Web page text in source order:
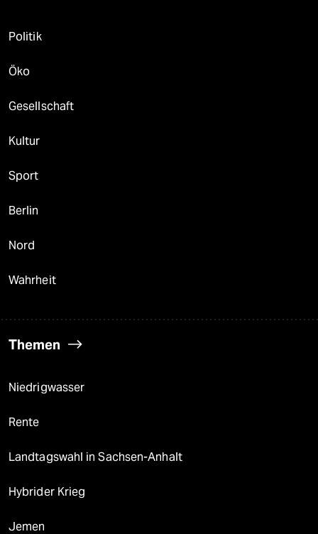
Politik
Öko
Gesellschaft
Kultur
Sport
Berlin
Nord
Wahrheit
Themen
Niedrigwasser
Rente
Landtagswahl in Sachsen-Anhalt
Hybrider Krieg
Jemen